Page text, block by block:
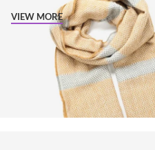
VIEW MORE